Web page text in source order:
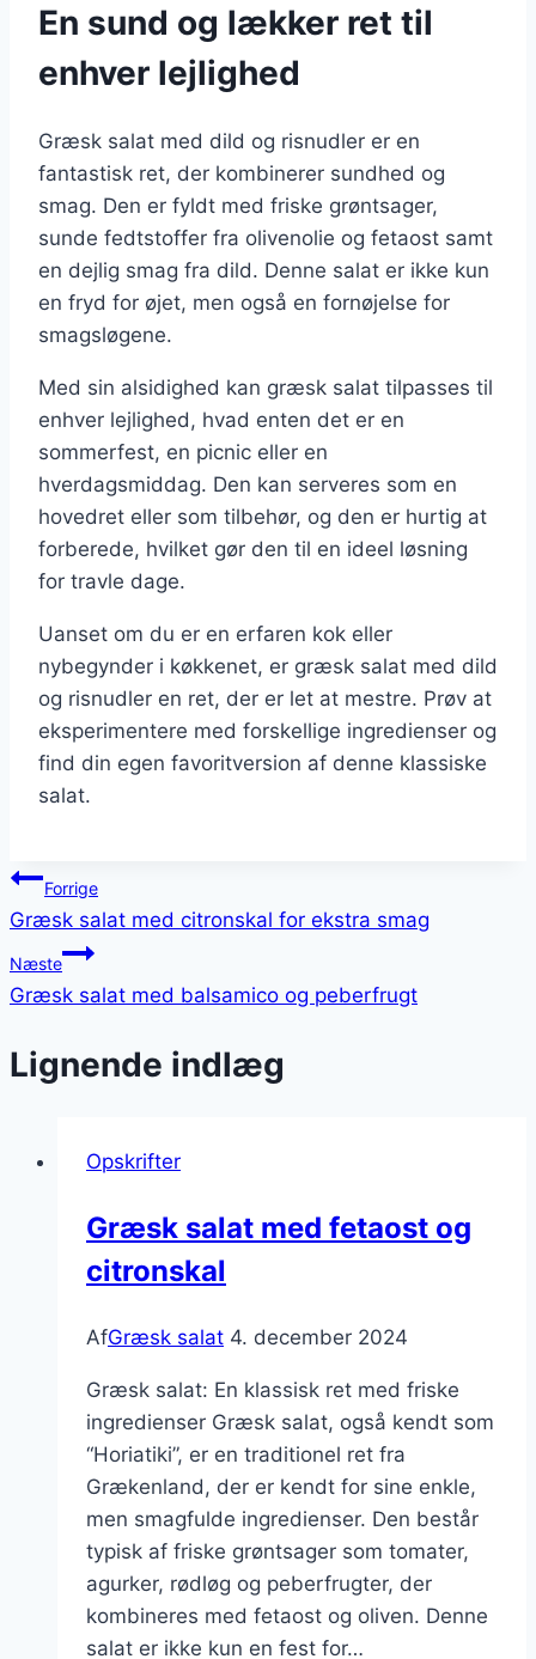
En sund og lækker ret til
enhver lejlighed
Græsk salat med dild og risnudler er en
fantastisk ret, der kombinerer sundhed og
smag. Den er fyldt med friske grøntsager,
sunde fedtstoffer fra olivenolie og fetaost samt
en dejlig smag fra dild. Denne salat er ikke kun
en fryd for øjet, men også en fornøjelse for
smagsløgene.
Med sin alsidighed kan græsk salat tilpasses til
enhver lejlighed, hvad enten det er en
sommerfest, en picnic eller en
hverdagsmiddag. Den kan serveres som en
hovedret eller som tilbehør, og den er hurtig at
forberede, hvilket gør den til en ideel løsning
for travle dage.
Uanset om du er en erfaren kok eller
nybegynder i køkkenet, er græsk salat med dild
og risnudler en ret, der er let at mestre. Prøv at
eksperimentere med forskellige ingredienser og
find din egen favoritversion af denne klassiske
salat.
Indlægsnavigation
Forrige
Græsk salat med citronskal for ekstra smag
Næste
Græsk salat med balsamico og peberfrugt
Lignende indlæg
Opskrifter
Græsk salat med fetaost og
citronskal
AfGræsk salat 4. december 2024
Græsk salat: En klassisk ret med friske
ingredienser Græsk salat, også kendt som
“Horiatiki”, er en traditionel ret fra
Grækenland, der er kendt for sine enkle,
men smagfulde ingredienser. Den består
typisk af friske grøntsager som tomater,
agurker, rødløg og peberfrugter, der
kombineres med fetaost og oliven. Denne
salat er ikke kun en fest for…